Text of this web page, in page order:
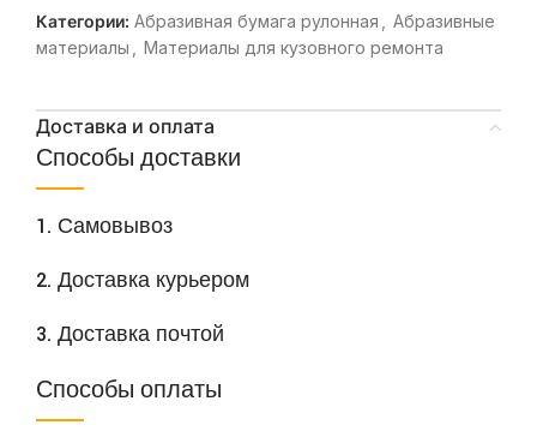
Категории: Абразивная бумага рулонная
Абразивные
материалы
Материалы для кузовного ремонта
Доставка и оплата
Способы доставки
1. Самовывоз
2. Доставка курьером
3. Доставка почтой
Способы оплаты